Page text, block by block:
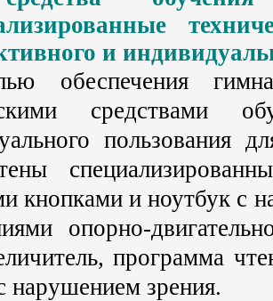
и
обеспечения
средствами
кнопками и ноутбук с
опорно-
программа
нарушением зрения.